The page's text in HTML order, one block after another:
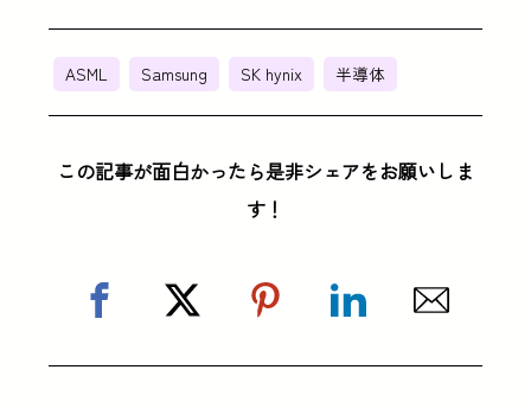
ASML Samsung SK hynix 半導体
この記事が面白かったら是非シェアをお願いしま
す！